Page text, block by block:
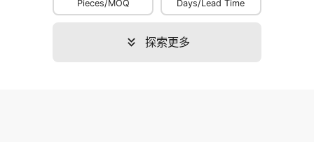
Pieces/MOQ Days/Lead Time
探索更多